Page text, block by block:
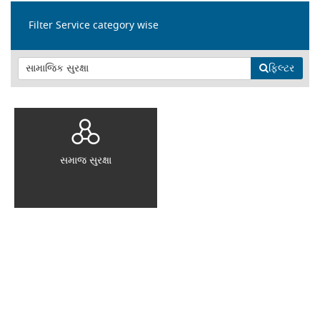
Filter Service category wise
ફિલ્ટર
સમાજ સુરક્ષા